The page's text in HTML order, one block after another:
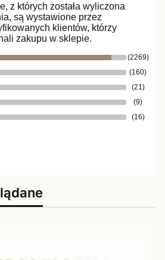
z których została wyliczona
są wystawione przez
klientów, którzy
zakupu w sklepie.
(2269)
(160)
(21)
(9)
(16)